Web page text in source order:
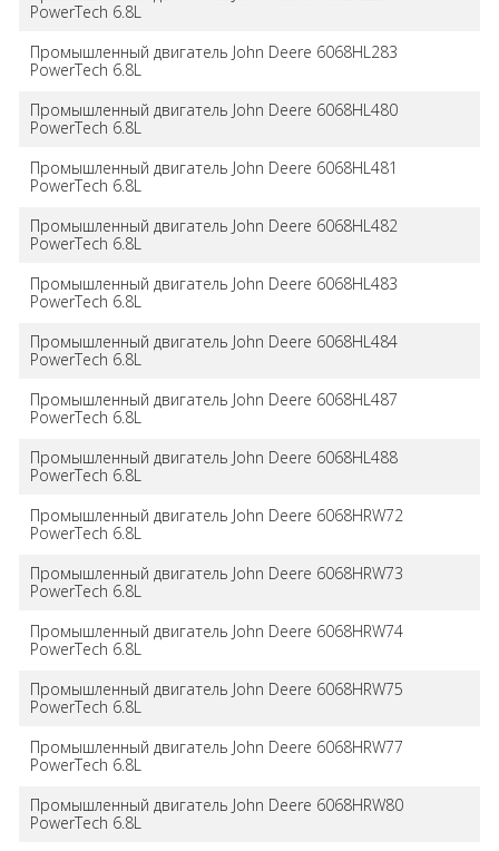
PowerTech 6.8L
Промышленный двигатель John Deere 6068HL283
PowerTech 6.8L
Промышленный двигатель John Deere 6068HL480
PowerTech 6.8L
Промышленный двигатель John Deere 6068HL481
PowerTech 6.8L
Промышленный двигатель John Deere 6068HL482
PowerTech 6.8L
Промышленный двигатель John Deere 6068HL483
PowerTech 6.8L
Промышленный двигатель John Deere 6068HL484
PowerTech 6.8L
Промышленный двигатель John Deere 6068HL487
PowerTech 6.8L
Промышленный двигатель John Deere 6068HL488
PowerTech 6.8L
Промышленный двигатель John Deere 6068HRW72
PowerTech 6.8L
Промышленный двигатель John Deere 6068HRW73
PowerTech 6.8L
Промышленный двигатель John Deere 6068HRW74
PowerTech 6.8L
Промышленный двигатель John Deere 6068HRW75
PowerTech 6.8L
Промышленный двигатель John Deere 6068HRW77
PowerTech 6.8L
Промышленный двигатель John Deere 6068HRW80
PowerTech 6.8L